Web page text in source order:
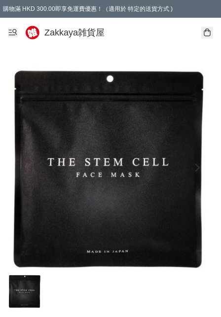
購物滿 HKD 300.00即享免運費優惠！（適用於 特定的送貨方式 )
Zakkaya雑貨屋